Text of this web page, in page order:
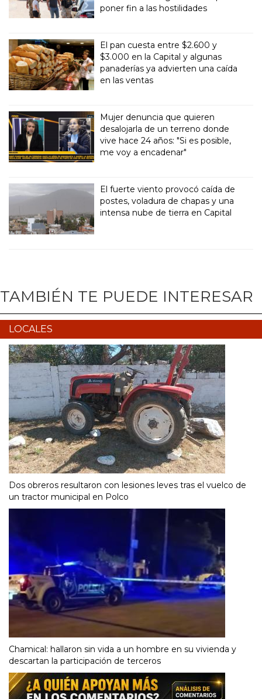
Más de 800.000 desplazados
vuelven a sus casas en Líbano en
poner fin a las hostilidades
El pan cuesta entre $2.600 y
$3.000 en la Capital y algunas
Mujer denuncia que quieren
desalojarla de un terreno donde
El fuerte viento provocó caída de
TAMBIÉN TE PUEDE INTERESAR
LOCALES
Dos obreros resultaron con lesiones leves tras el vuelco de
Chamical: hallaron sin vida a un hombre en su vivienda y
descartan la participación de terceros